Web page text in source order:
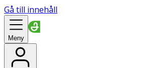
Gå till innehåll
Meny